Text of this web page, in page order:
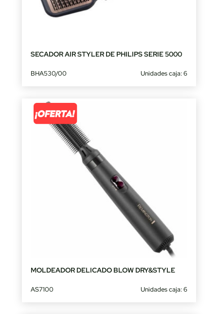
SECADOR AIR STYLER DE PHILIPS SERIE 5000
BHA530/00 Unidades caja: 6
MOLDEADOR DELICADO BLOW DRY&STYLE
AS7100 Unidades caja: 6